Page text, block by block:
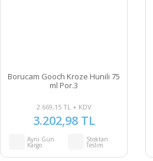
Borucam Gooch Kroze Hunili 75
ml Por.3
2.669,15 TL + KDV
3.202,98 TL
Aynı Gün
Kargo
Stoktan
Teslim